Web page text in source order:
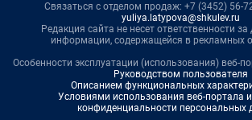
Связаться с отделом продаж: +7 (3452) 56-
yuliya.latypova@shkulev.ru
Редакция сайта не несет ответственности за
информации, содержащейся в рекламных
Особенности эксплуатации (использования) веб-
Руководством пользователя
Описанием функциональных
Условиями использования веб-портала
конфиденциальности персональных